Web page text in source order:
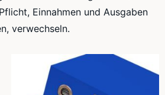
Einnahmen und Ausgaben
verwechseln.